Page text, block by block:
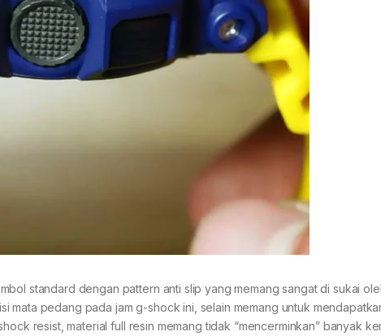
standard dengan pattern anti slip yang memang sangat di sukai
mata pedang pada jam g-shock ini, selain memang untuk
resist, material full resin memang tidak “mencerminkan” banyak